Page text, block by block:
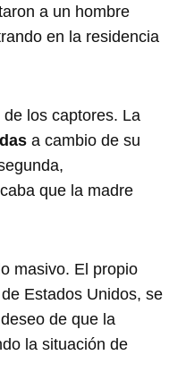
a un hombre
en la residencia
los captores. La
a cambio de su
que la madre
masivo. El propio
Estados Unidos, se
de que la
la situación de